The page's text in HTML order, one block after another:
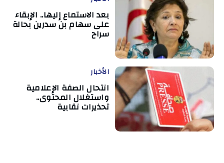
بعد الاستماع إليها.. الإبقاء
على سهام بن سدرين بحالة
سراح
الأخبار
انتحال الصفة الإعلامية
واستغلال المحتوى..
تحذيرات نقابية